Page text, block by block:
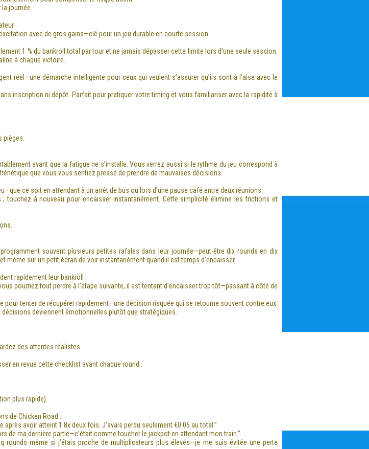
journée.
avec de gros gains—clé pour un jeu durable en courte session.
1 % du bankroll total par tour et ne jamais dépasser cette limite lors d’une seule session.
à chaque victoire.
réel—une démarche intelligente pour ceux qui veulent s’assurer qu’ils sont à l’aise avec le
inscription ni dépôt. Parfait pour pratiquer votre timing et vous familiariser avec la rapidité à
avant que la fatigue ne s’installe. Vous verrez aussi si le rythme du jeu correspond à
que vous vous sentiez pressé de prendre de mauvaises décisions.
ce soit en attendant à un arrêt de bus ou lors d’une pause café entre deux réunions.
touchez à nouveau pour encaisser instantanément. Cette simplicité élimine les frictions et
souvent plusieurs petites rafales dans leur journée—peut-être dix rounds en dix
sur un petit écran de voir instantanément quand il est temps d’encaisser.
rapidement leur bankroll :
pourriez tout perdre à l’étape suivante, il est tentant d’encaisser trop tôt—passant à côté de
tenter de récupérer rapidement—une décision risquée qui se retourne souvent contre eux.
deviennent émotionnelles plutôt que stratégiques.
des attentes réalistes.
en revue cette checklist avant chaque round :
plus rapide).
de Chicken Road :
avoir atteint 1.8x deux fois. J’avais perdu seulement €0.05 au total.”
de ma dernière partie—c’était comme toucher le jackpot en attendant mon train.”
rounds même si j’étais proche de multiplicateurs plus élevés—je me suis évitée une perte